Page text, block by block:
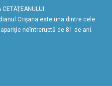
CETĂŢEANULUI
Crişana este una dintre cele
neîntreruptă de 81 de ani.